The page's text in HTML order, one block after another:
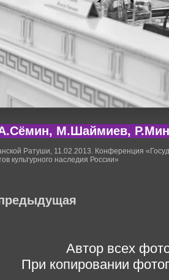
М.Шаймиев,
Ратуши, 11.02.2013. Конференция
культурного наследия России»
Автор всех
При копировании